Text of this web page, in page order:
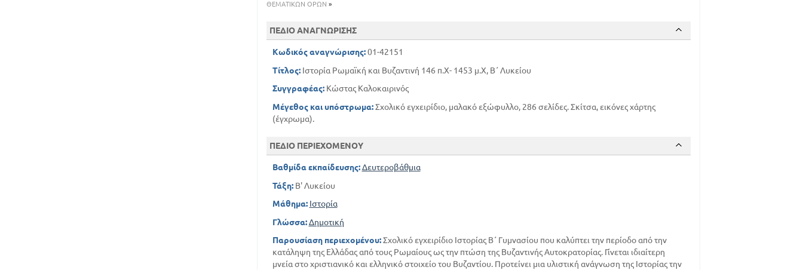
ΘΕΜΑΤΙΚΩΝ ΟΡΩΝ »
ΠΕΔΙΟ ΑΝΑΓΝΩΡΙΣΗΣ
Κωδικός αναγνώρισης:01-42151
Τίτλος:Ιστορία Ρωμαϊκή και Βυζαντινή 146 π.Χ- 1453 μ.Χ, Β΄ Λυκείου
Συγγραφέας:Κώστας Καλοκαιρινός
Μέγεθος και υπόστρωμα:Σχολικό εγχειρίδιο, μαλακό εξώφυλλο, 286 σελίδες. Σκίτσα, εικόνες χάρτης
(έγχρωμα).
ΠΕΔΙΟ ΠΕΡΙΕΧΟΜΕΝΟΥ
Βαθμίδα εκπαίδευσης: Δευτεροβάθμια
Τάξη:Β' Λυκείου
Μάθημα: Ιστορία
Γλώσσα: Δημοτική
Παρουσίαση περιεχομένου:Σχολικό εγχειρίδιο Ιστορίας Β΄ Γυμνασίου που καλύπτει την περίοδο από την
κατάληψη της Ελλάδας από τους Ρωμαίους ως την πτώση της Βυζαντινής Αυτοκρατορίας. Γίνεται ιδιαίτερη
μνεία στο χριστιανικό και ελληνικό στοιχείο του Βυζαντίου. Προτείνει μια υλιστική ανάγνωση της Ιστορίας την